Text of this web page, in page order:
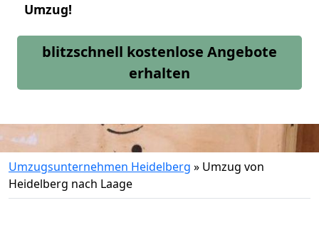
Umzug!
blitzschnell kostenlose Angebote
erhalten
Umzugsunternehmen Heidelberg » Umzug von
Heidelberg nach Laage